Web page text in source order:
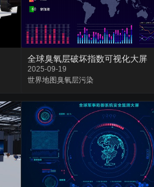
全球臭氧层破坏指数可视化大屏
2025-09-19
世界地图臭氧层污染